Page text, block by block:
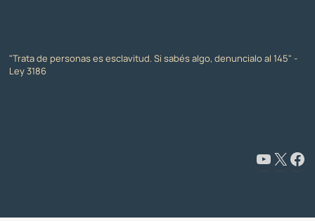
"Trata de personas es esclavitud. Si sabés algo, denuncialo al 145" -
Ley 3186
www.youtube.com/@CapacitaciónyFormaciónNeuquén X Facebook